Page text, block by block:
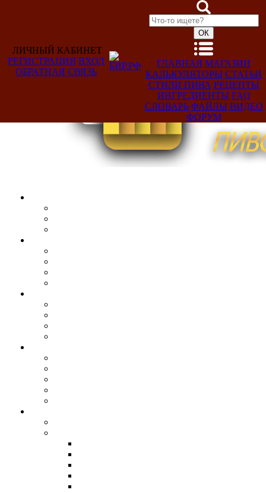
Добро
ЛИЧНЫЙ КАБИНЕТ
РЕГИСТРАЦИЯ ВХОД
ОБРАТНАЯ СВЯЗЬ
ГЛАВНАЯ МАГАЗИН
КАЛЬКУЛЯТОРЫ СТАТЬИ
СТИЛИ ПИВА РЕЦЕПТЫ
ИНГРЕДИЕНТЫ FAQ
СЛОВАРЬ ФАЙЛЫ ВИДЕО
ФОРУМ